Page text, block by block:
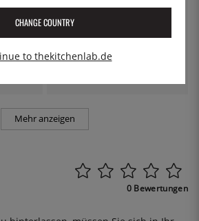
EXXENT
Schneidebrett, 75 x 30 cm -
Exxent
Mehr anzeigen
0 Bewertungen
CHANGE COUNTRY
to thekitchenlab.de